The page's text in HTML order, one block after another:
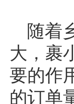
随着
大，裹
要的作
的订单